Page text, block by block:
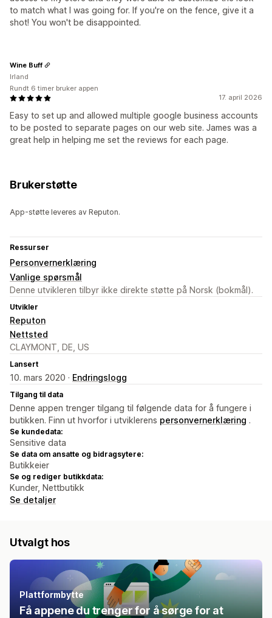
to match what I was going for. If you're on the fence, give it a
shot! You won't be disappointed.
17. april 2026
Easy to set up and allowed multiple google business accounts
to be posted to separate pages on our web site. James was a
great help in helping me set the reviews for each page.
Wine Buff
Irland
Rundt 6 timer bruker appen
Brukerstøtte
App-støtte leveres av Reputon.
Ressurser
Personvernerklæring
Vanlige spørsmål
Denne utvikleren tilbyr ikke direkte støtte på Norsk (bokmål).
Utvikler
Reputon
Nettsted
CLAYMONT, DE, US
Lansert
10. mars 2020 · Endringslogg
Tilgang til data
Denne appen trenger tilgang til følgende data for å fungere i
butikken. Finn ut hvorfor i utviklerens personvernerklæring .
Se kundedata:
Sensitive data
Se data om ansatte og bidragsytere:
Butikkeier
Se og rediger butikkdata:
Kunder, Nettbutikk
Se detaljer
Utvalgt hos
Plattformbytte
Få appene du trenger for å sørge for at